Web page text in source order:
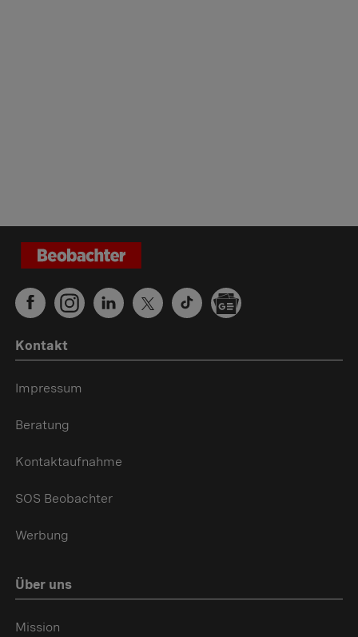
Kontakt
Impressum
Beratung
Kontaktaufnahme
SOS Beobachter
Werbung
Über uns
Mission